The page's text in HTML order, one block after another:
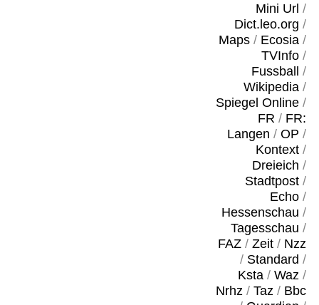
Mini Url /
Dict.leo.org /
Maps/ Ecosia/
TVInfo/
Fussball
/
Wikipedia/
Spiegel Online/
FR / FR:
Langen / OP /
Kontext/
Dreieich /
Stadtpost/
Echo/
Hessenschau /
Tagesschau /
FAZ/ Zeit/ Nzz
/ Standard /
Ksta/ Waz/
Nrhz/ Taz/ Bbc